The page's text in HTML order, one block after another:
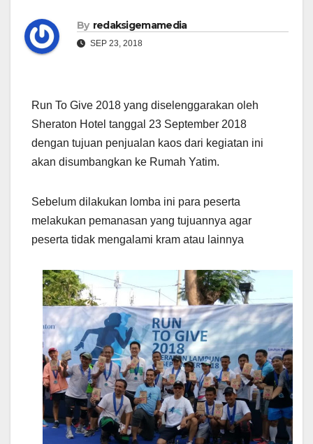
By redaksigemamedia
SEP 23, 2018
Run To Give 2018 yang diselenggarakan oleh
Sheraton Hotel tanggal 23 September 2018
dengan tujuan penjualan kaos dari kegiatan ini
akan disumbangkan ke Rumah Yatim.
Sebelum dilakukan lomba ini para peserta
melakukan pemanasan yang tujuannya agar
peserta tidak mengalami kram atau lainnya